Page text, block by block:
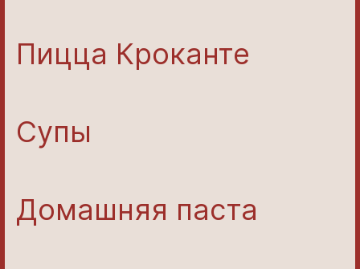
Пицца Кроканте
Супы
Домашняя паста